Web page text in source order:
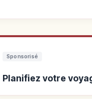
Sponsorisé
Planifiez votre